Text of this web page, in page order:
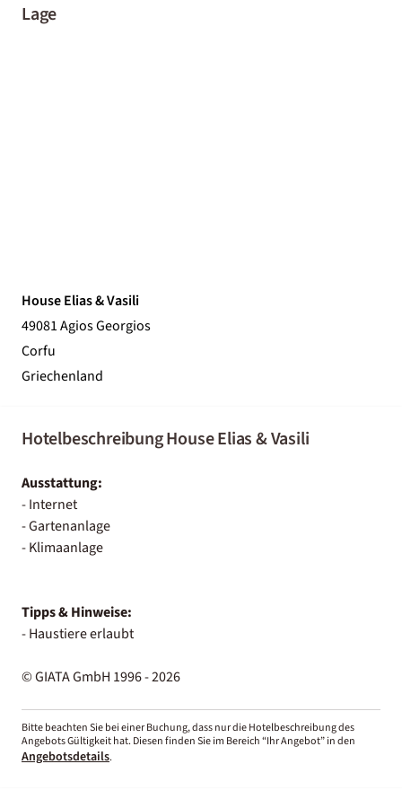
Lage
House Elias & Vasili
49081 Agios Georgios
Corfu
Griechenland
Hotelbeschreibung House Elias & Vasili
Ausstattung:
- Internet
- Gartenanlage
- Klimaanlage
Tipps & Hinweise:
- Haustiere erlaubt
© GIATA GmbH 1996 - 2026
Bitte beachten Sie bei einer Buchung, dass nur die Hotelbeschreibung des
Angebots Gültigkeit hat. Diesen finden Sie im Bereich “Ihr Angebot” in den
Angebotsdetails.